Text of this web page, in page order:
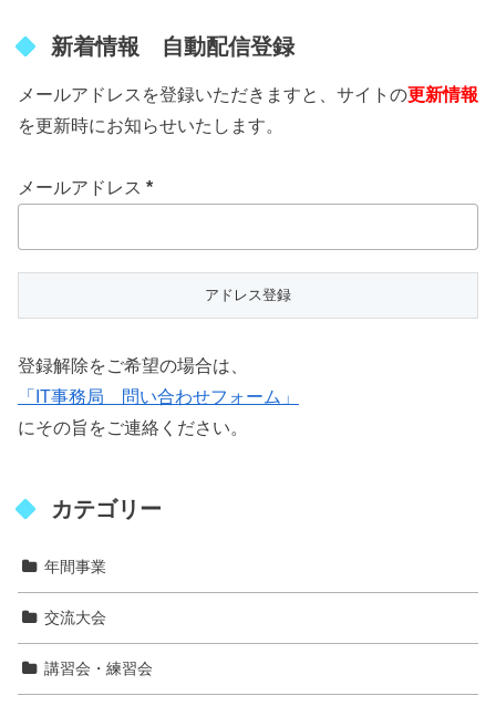
新着情報 自動配信登録
メールアドレスを登録いただきますと、サイトの更新情報
を更新時にお知らせいたします。
メールアドレス *
登録解除をご希望の場合は、
「IT事務局 問い合わせフォーム」
にその旨をご連絡ください。
カテゴリー
年間事業
交流大会
講習会・練習会